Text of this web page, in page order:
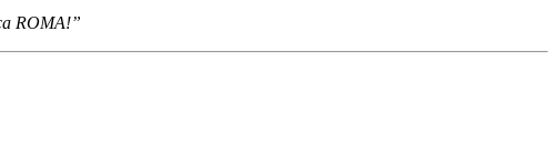
ROMA!”